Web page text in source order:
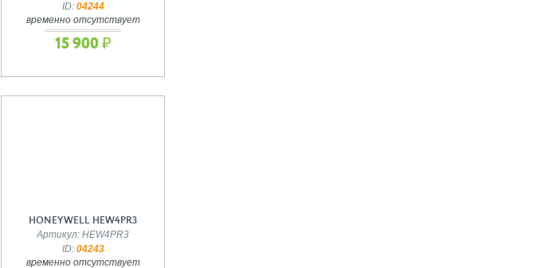
ID: 04244
временно отсутствует
15 900 ₽
HONEYWELL HEW4PR3
Артикул: HEW4PR3
ID: 04243
временно отсутствует